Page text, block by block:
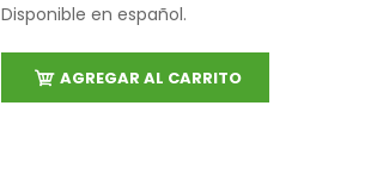
Disponible en español.
AGREGAR AL CARRITO